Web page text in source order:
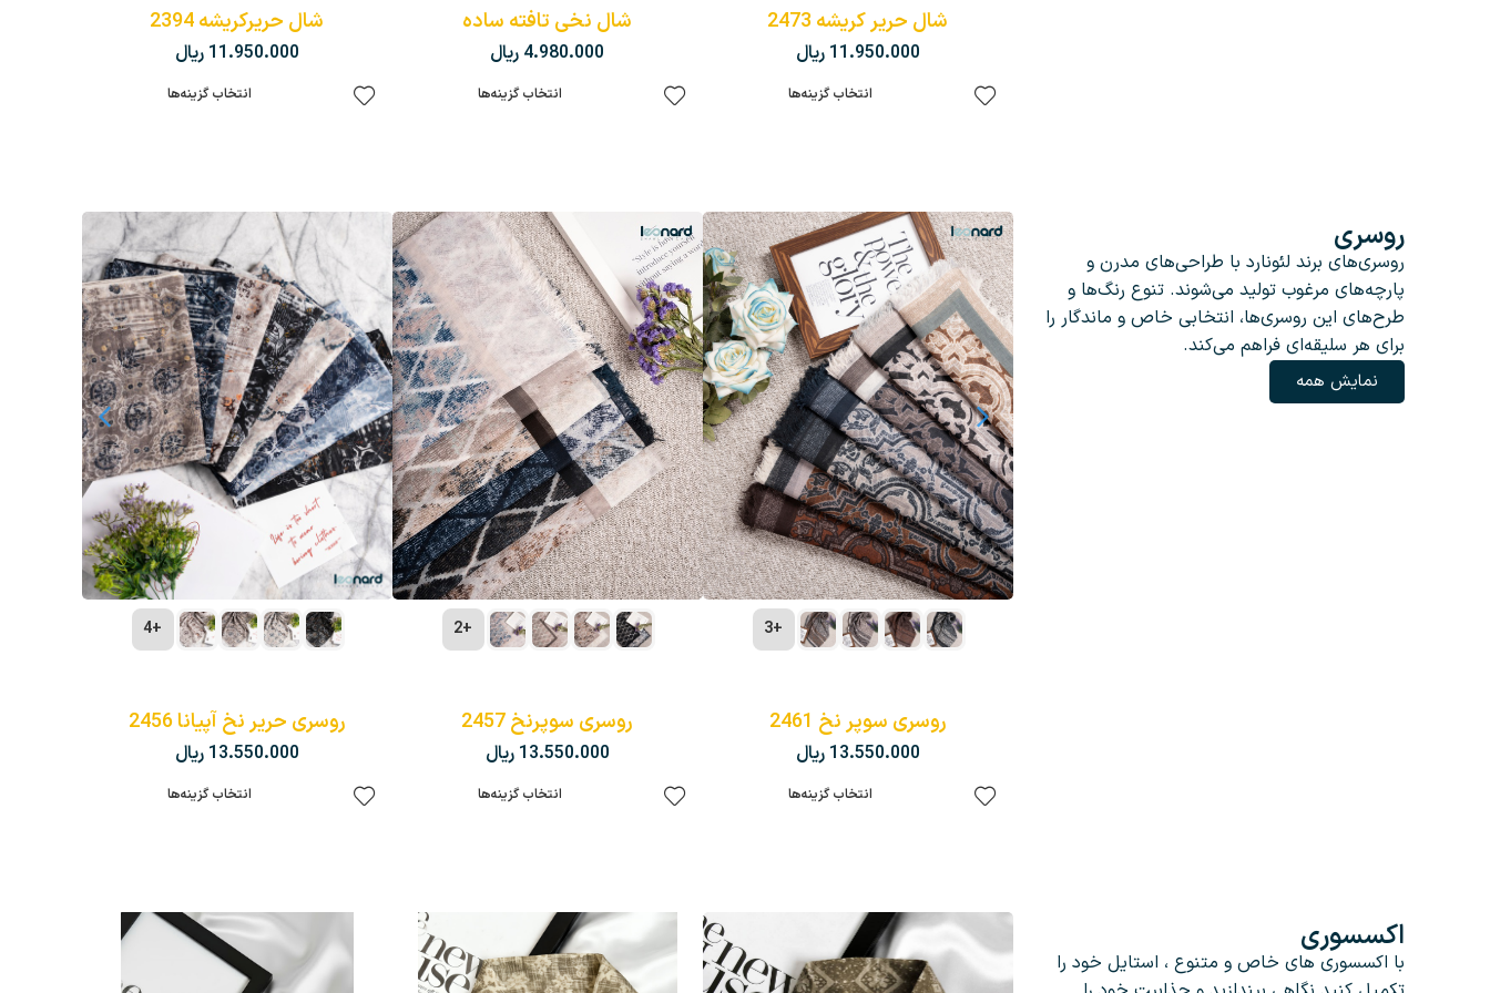
شال حریر کریشه 2473
11.950.000 ریال
انتخاب گزینه‌ها
شال نخی تافته ساده
4.980.000 ریال
انتخاب گزینه‌ها
شال حریرکریشه 2394
11.950.000 ریال
انتخاب گزینه‌ها
روسری
روسری‌های برند لئونارد با طراحی‌های مدرن و
پارچه‌های مرغوب تولید می‌شوند. تنوع رنگ‌ها و
طرح‌های این روسری‌ها، انتخابی خاص و ماندگار را
برای هر سلیقه‌ای فراهم می‌کند.
نمایش همه
+3
روسری سوپر نخ 2461
13.550.000 ریال
انتخاب گزینه‌ها
+2
روسری سوپرنخ 2457
13.550.000 ریال
انتخاب گزینه‌ها
+4
روسری حریر نخ آپیانا 2456
13.550.000 ریال
انتخاب گزینه‌ها
اکسسوری
با اکسسوری های خاص و متنوع ، استایل خود را